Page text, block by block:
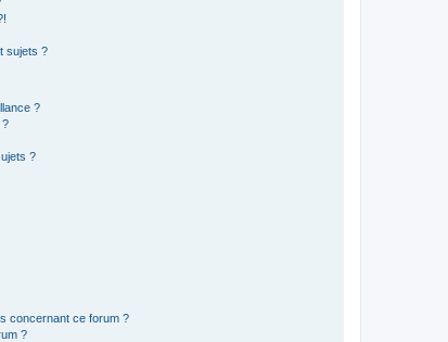
sujets ?
?
?
?
concernant ce forum ?
?